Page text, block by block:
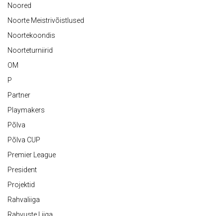
Noored
Noorte Meistrivõistlused
Noortekoondis
Noorteturniirid
OM
P
Partner
Playmakers
Põlva
Põlva CUP
Premier League
President
Projektid
Rahvaliiga
Rahvuste Liiga